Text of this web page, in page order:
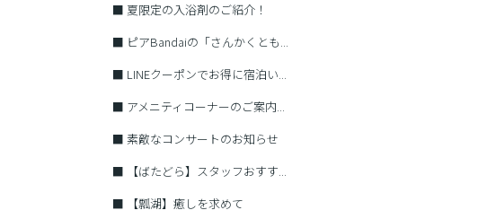
■ 夏限定の入浴剤のご紹介！
■ ピアBandaiの「さんかくとも...
■ LINEクーポンでお得に宿泊い...
■ アメニティコーナーのご案内...
■ 素敵なコンサートのお知らせ
■
【ばたどら】スタッフおすす...
■
【瓢湖】癒しを求めて